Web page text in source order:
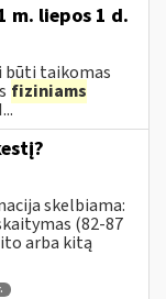
m. liepos 1 d.
būti taikomas
fiziniams
skelbiama:
(82-87
arba kitą